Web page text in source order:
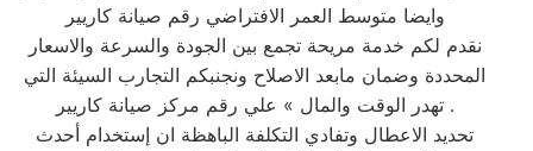
وايضا متوسط العمر الافتراضي رقم صيانة كاريير
نقدم لكم خدمة مريحة تجمع بين الجودة والسرعة والاسعار
المحددة وضمان مابعد الاصلاح ونجنبكم التجارب السيئة التي
تهدر الوقت والمال » علي رقم مركز صيانة كاريير .
تحديد الاعطال وتفادي التكلفة الباهظة ان إستخدام أحدث